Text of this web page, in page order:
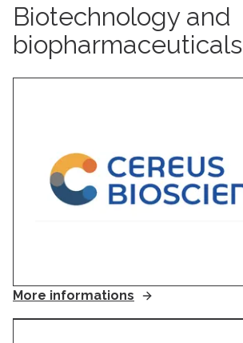
Biotechnology and
biopharmaceuticals
More informations